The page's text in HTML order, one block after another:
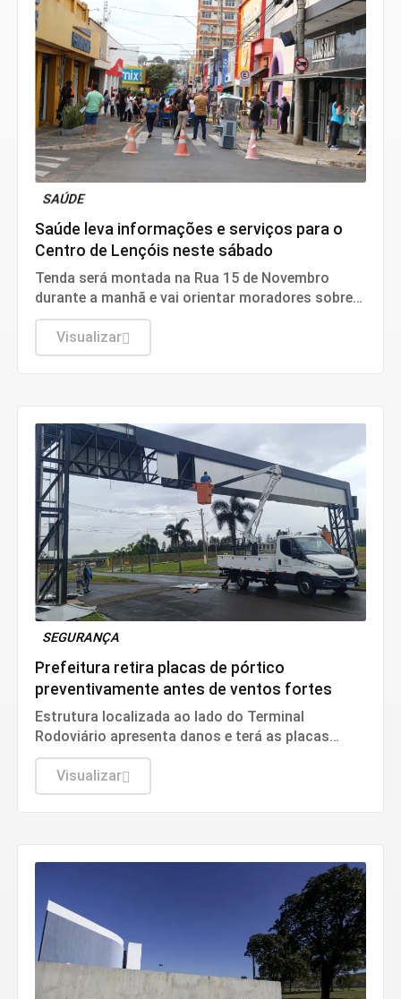
SAÚDE
Saúde leva informações e serviços para o
Centro de Lençóis neste sábado
Tenda será montada na Rua 15 de Novembro
durante a manhã e vai orientar moradores sobre
unidades de saúde, atendimento e cuidados
básicos
Visualizar
SEGURANÇA
Prefeitura retira placas de pórtico
preventivamente antes de ventos fortes
Estrutura localizada ao lado do Terminal
Rodoviário apresenta danos e terá as placas
removidas até que as condições de segurança
sejam restabelecidas
Visualizar